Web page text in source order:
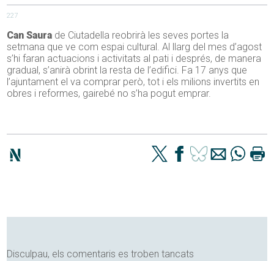
227
Can Saura de Ciutadella reobrirà les seves portes la
setmana que ve com espai cultural. Al llarg del mes d’agost
s’hi faran actuacions i activitats al pati i després, de manera
gradual, s’anirà obrint la resta de l’edifici. Fa 17 anys que
l’ajuntament el va comprar però, tot i els milions invertits en
obres i reformes, gairebé no s’ha pogut emprar.
Disculpau, els comentaris es troben tancats